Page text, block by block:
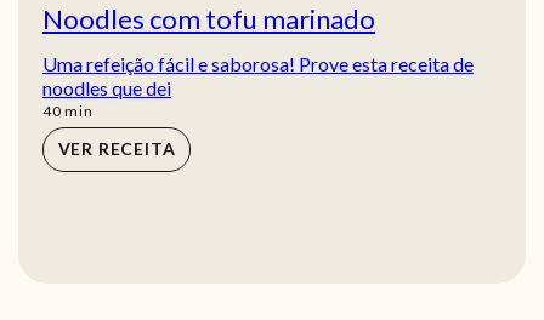
Noodles com tofu marinado
Uma refeição fácil e saborosa! Prove esta receita de
noodles que dei
40min
min
VER RECEITA